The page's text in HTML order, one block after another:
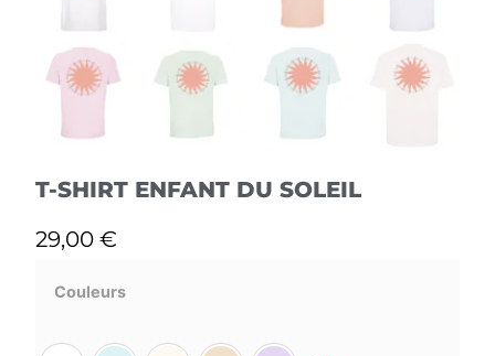
T-SHIRT ENFANT DU SOLEIL
29,00 €
Couleurs